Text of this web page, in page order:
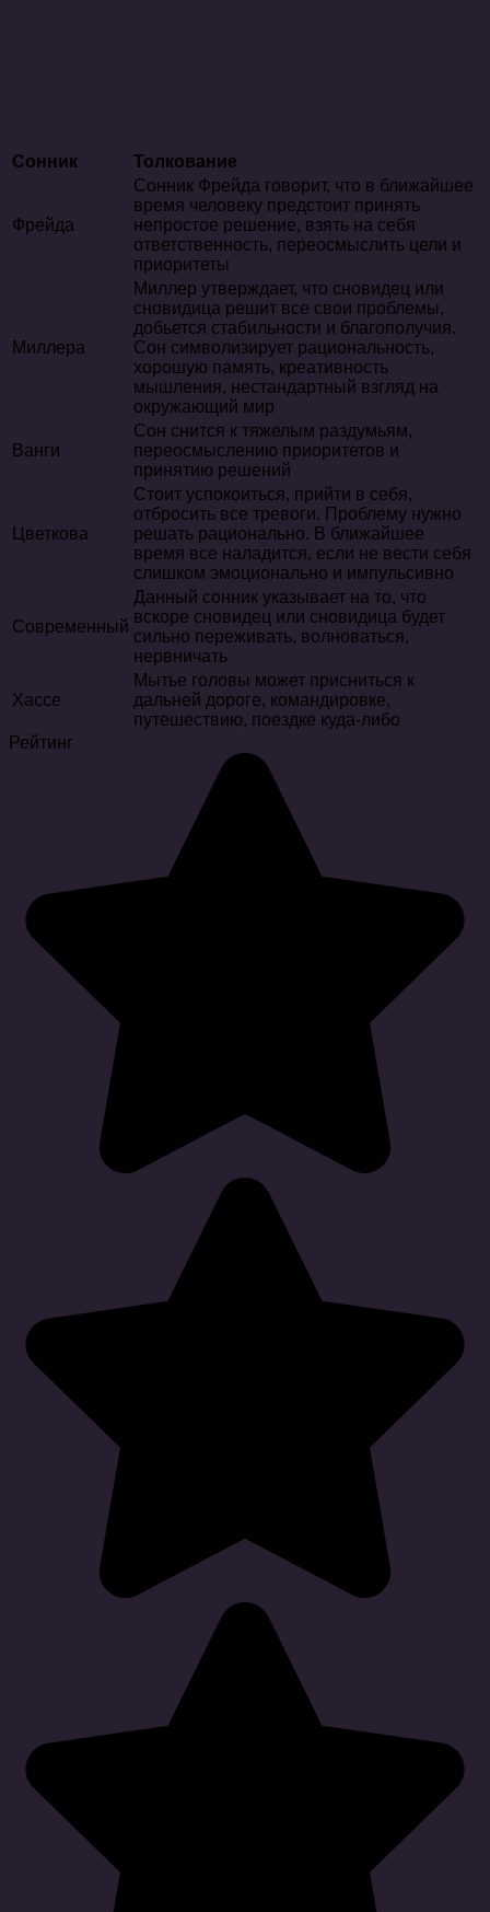
Сонник Толкование
Фрейда
Сонник Фрейда говорит, что в ближайшее
время человеку предстоит принять
непростое решение, взять на себя
ответственность, переосмыслить цели и
приоритеты
Миллера
Миллер утверждает, что сновидец или
сновидица решит все свои проблемы,
добьется стабильности и благополучия.
Сон символизирует рациональность,
хорошую память, креативность
мышления, нестандартный взгляд на
окружающий мир
Ванги
Сон снится к тяжелым раздумьям,
переосмыслению приоритетов и
принятию решений
Цветкова
Стоит успокоиться, прийти в себя,
отбросить все тревоги. Проблему нужно
решать рационально. В ближайшее
время все наладится, если не вести себя
слишком эмоционально и импульсивно
Современный
Данный сонник указывает на то, что
вскоре сновидец или сновидица будет
сильно переживать, волноваться,
нервничать
Хассе
Мытье головы может присниться к
дальней дороге, командировке,
путешествию, поездке куда-либо
Рейтинг